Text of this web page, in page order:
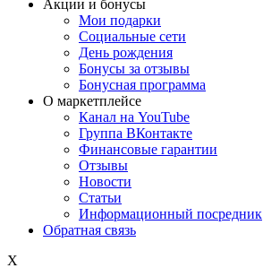
Акции и бонусы
Мои подарки
Социальные сети
День рождения
Бонусы за отзывы
Бонусная программа
О маркетплейсе
Канал на YouTube
Группа ВКонтакте
Финансовые гарантии
Отзывы
Новости
Статьи
Информационный посредник
Обратная связь
X